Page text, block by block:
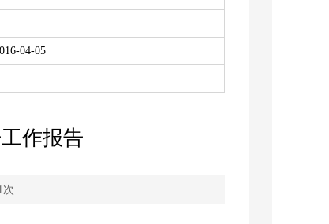
04-05
作报告
次